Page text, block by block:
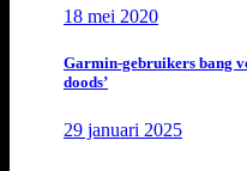
18 mei 2020
Garmin-gebruikers bang
doods’
29 januari 2025